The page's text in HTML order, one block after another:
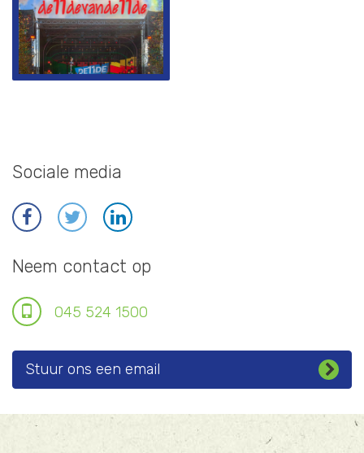
Sociale media
Neem contact op
045 524 1500
Stuur ons een email